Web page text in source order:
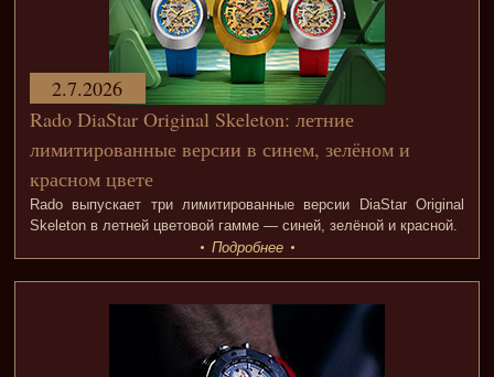
Rado DiaStar Original Skeleton: летние
лимитированные версии в синем, зелёном и
красном цвете
Rado выпускает три лимитированные версии DiaStar Original
Skeleton в летней цветовой гамме — синей, зелёной и красной.
2.7.2026
Подробнее